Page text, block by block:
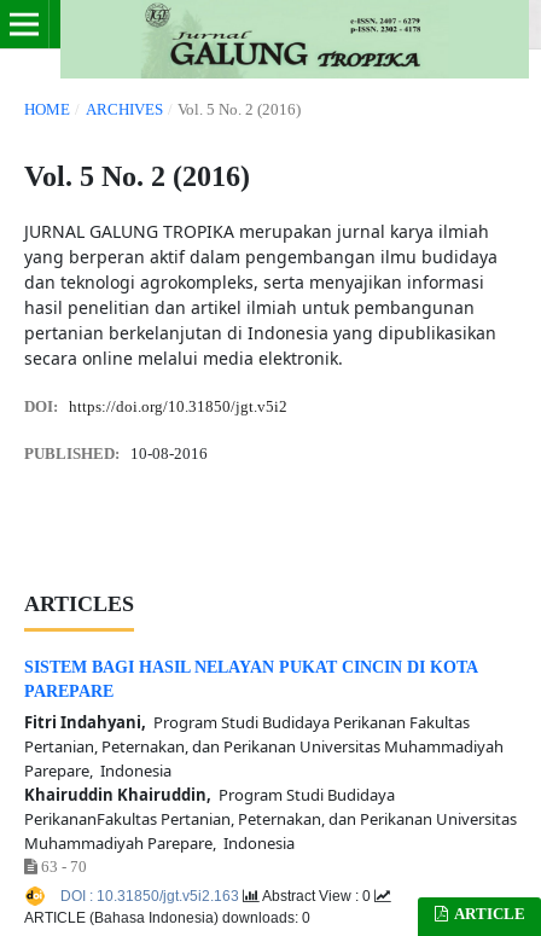
HOME / ARCHIVES / Vol. 5 No. 2 (2016)
Vol. 5 No. 2 (2016)
JURNAL GALUNG TROPIKA merupakan jurnal karya ilmiah
yang berperan aktif dalam pengembangan ilmu budidaya
dan teknologi agrokompleks, serta menyajikan informasi
hasil penelitian dan artikel ilmiah untuk pembangunan
pertanian berkelanjutan di Indonesia yang dipublikasikan
secara online melalui media elektronik.
DOI: https://doi.org/10.31850/jgt.v5i2
PUBLISHED: 10-08-2016
ARTICLES
SISTEM BAGI HASIL NELAYAN PUKAT CINCIN DI KOTA
PAREPARE
Fitri Indahyani, Program Studi Budidaya Perikanan Fakultas
Pertanian, Peternakan, dan Perikanan Universitas Muhammadiyah
Parepare, Indonesia
Khairuddin Khairuddin, Program Studi Budidaya
PerikananFakultas Pertanian, Peternakan, dan Perikanan Universitas
Muhammadiyah Parepare, Indonesia
63 - 70
ARTICLE
DOI : 10.31850/jgt.v5i2.163
Abstract View : 0
ARTICLE (Bahasa Indonesia) downloads: 0